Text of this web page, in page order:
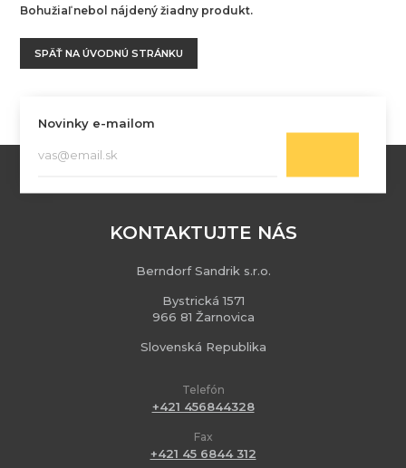
Bohužiaľ nebol nájdený žiadny produkt.
SPÄŤ NA ÚVODNÚ STRÁNKU
Novinky e-mailom
KONTAKTUJTE NÁS
Berndorf Sandrik s.r.o.
Bystrická 1571
966 81 Žarnovica
Slovenská Republika
Telefón
+421 456844328
Fax
+421 45 6844 312